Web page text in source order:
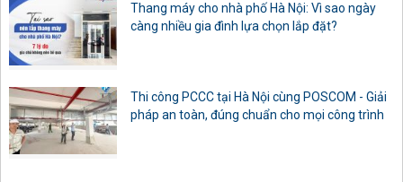
Thang máy cho nhà phố Hà Nội: Vì sao ngày
càng nhiều gia đình lựa chọn lắp đặt?
Thi công PCCC tại Hà Nội cùng POSCOM - Giải
pháp an toàn, đúng chuẩn cho mọi công trình